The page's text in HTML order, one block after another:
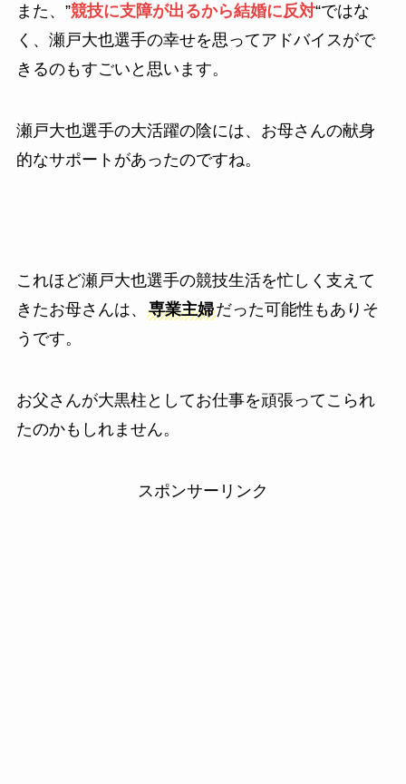
また、”競技に支障が出るから結婚に反対“ではな
く、瀬戸大也選手の幸せを思ってアドバイスがで
きるのもすごいと思います。
瀬戸大也選手の大活躍の陰には、お母さんの献身
的なサポートがあったのですね。
これほど瀬戸大也選手の競技生活を忙しく支えて
きたお母さんは、 専業主婦だった可能性もありそ
うです。
お父さんが大黒柱としてお仕事を頑張ってこられ
たのかもしれません。
スポンサーリンク